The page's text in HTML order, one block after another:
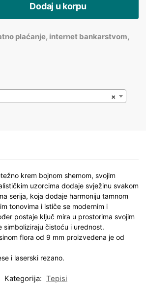
Dodaj u korpu
plaćanje, internet bankarstvom,
×
krem ​​bojnom shemom, svojim
uzorcima dodaje svježinu svakom
serija, koja dodaje harmoniju tamnom
tonovima i ističe se modernim i
postaje ključ mira u prostorima svojim
simboliziraju čistoću i urednost.
flora od 9 mm proizvedena je od
i laserski rezano.
Kategorija: Tepisi